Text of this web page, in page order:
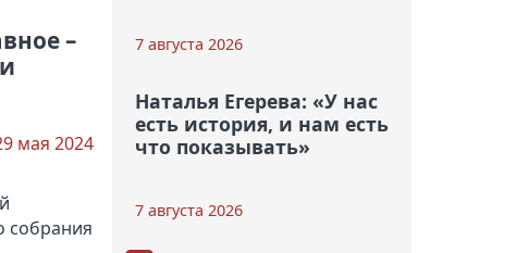
–
мая 2024
собрания
7 августа 2026
Наталья Егерева: «У нас
есть история, и нам есть
что показывать»
7 августа 2026